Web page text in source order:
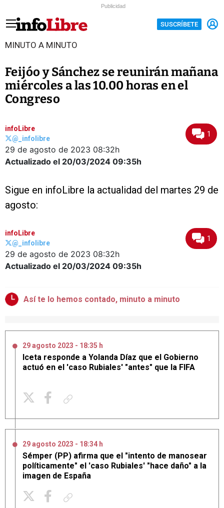
Publicidad
SUSCRÍBETE
MINUTO A MINUTO
Feijóo y Sánchez se reunirán mañana
miércoles a las 10.00 horas en el
Congreso
infoLibre
@_infolibre
29 de agosto de 2023 08:32h
Actualizado el 20/03/2024 09:35h
1
Sigue en infoLibre la actualidad del martes 29 de
agosto:
infoLibre
@_infolibre
29 de agosto de 2023 08:32h
Actualizado el 20/03/2024 09:35h
1
Así te lo hemos contado, minuto a minuto
29 agosto 2023 - 18:35 h
Iceta responde a Yolanda Díaz que el Gobierno
actuó en el 'caso Rubiales' "antes" que la FIFA
29 agosto 2023 - 18:34 h
Sémper (PP) afirma que el "intento de manosear
políticamente" el 'caso Rubiales' "hace daño" a la
imagen de España